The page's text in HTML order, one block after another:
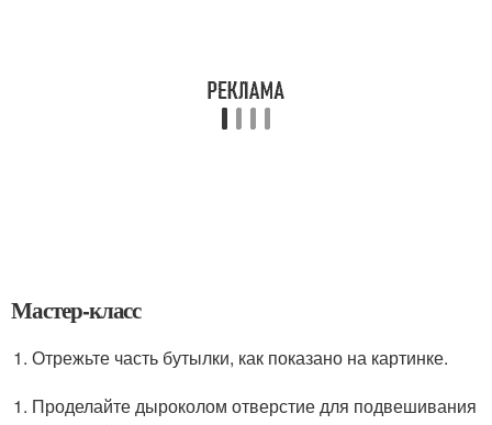
Мастер-класс
Отрежьте часть бутылки, как показано на картинке.
Проделайте дыроколом отверстие для подвешивания